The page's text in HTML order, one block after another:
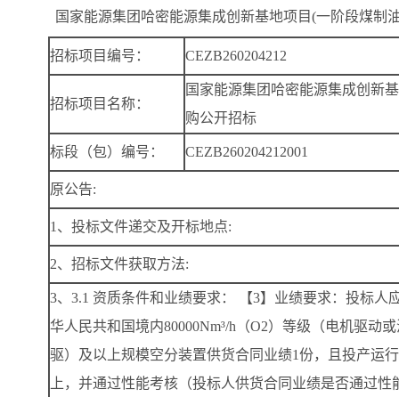
国家能源集团哈密能源集成创新基地项目(一阶段煤
招标项目编号： CEZB260204212
招标项目名称：
国家能源集团哈密能源集成创新
购公开招标
标段（包）编号： CEZB260204212001
原公告:
1、投标文件递交及开标地点:
2、招标文件获取方法:
3、3.1 资质条件和业绩要求： 【3】业绩要求：投标人
华人民共和国境内80000Nm³/h（O2）等级（电机驱动
驱）及以上规模空分装置供货合同业绩1份，且投产运
上，并通过性能考核（投标人供货合同业绩是否通过性